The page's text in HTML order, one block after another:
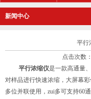
新闻中心
平行
点击次数
平行浓缩仪是一款高通量
对样品进行快速浓缩，大屏幕
多位并联使用，zui多可支持60